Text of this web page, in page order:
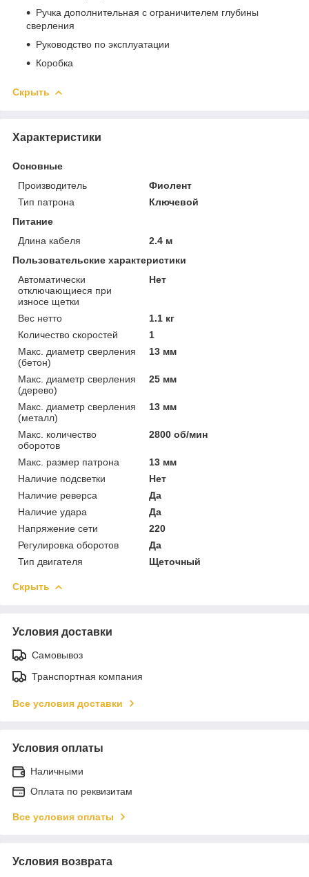
Ручка дополнительная с ограничителем глубины
сверления
Руководство по эксплуатации
Коробка
Скрыть
Характеристики
Основные
Производитель
Фиолент
Тип патрона
Ключевой
Питание
Длина кабеля
2.4 м
Пользовательские характеристики
Автоматически
отключающиеся при
износе щетки
Нет
Вес нетто
1.1 кг
Количество скоростей
1
Макс. диаметр сверления
(бетон)
13 мм
Макс. диаметр сверления
(дерево)
25 мм
Макс. диаметр сверления
(металл)
13 мм
Макс. количество
оборотов
2800 об/мин
Макс. размер патрона
13 мм
Наличие подсветки
Нет
Наличие реверса
Да
Наличие удара
Да
Напряжение сети
220
Регулировка оборотов
Да
Тип двигателя
Щеточный
Скрыть
Условия доставки
Самовывоз
Транспортная компания
Все условия доставки
Условия оплаты
Наличными
Оплата по реквизитам
Все условия оплаты
Условия возврата